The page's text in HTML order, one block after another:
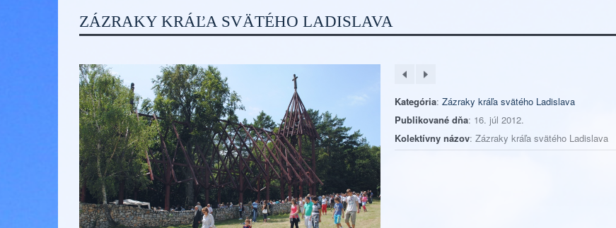
ZÁZRAKY KRÁĽA SVÄTÉHO LADISLAVA
Kategória: Zázraky kráľa svätého Ladislava
Publikované dňa: 16. júl 2012.
Kolektívny názov: Zázraky kráľa svätého Ladislava